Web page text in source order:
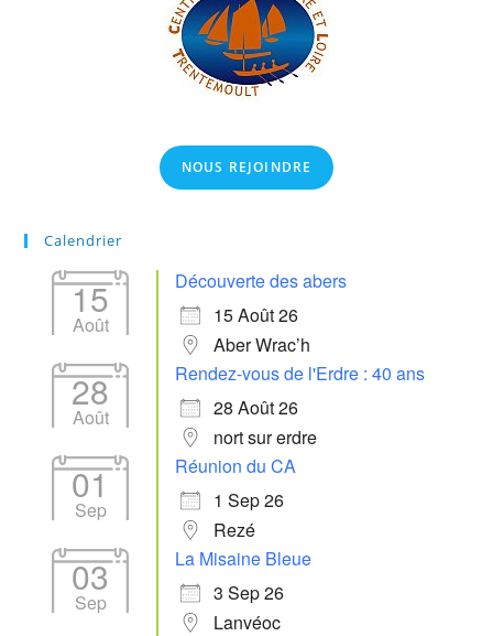
NOUS REJOINDRE
Calendrier
15
Août
Découverte des abers
15 Août 26
Aber Wrac’h
28
Août
Rendez-vous de l'Erdre : 40 ans
28 Août 26
nort sur erdre
01
Sep
Réunion du CA
1 Sep 26
Rezé
03
Sep
La Misaine Bleue
3 Sep 26
Lanvéoc